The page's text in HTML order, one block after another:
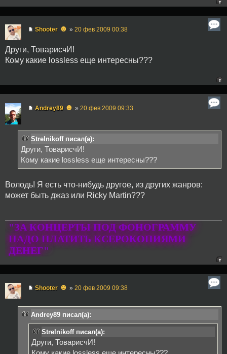
Shooter ☻ » 20 фев 2009 00:38
Други, ТоварисчИ!
Кому какие lossless еще интересны???
Andrey89 ☻ » 20 фев 2009 09:33
Strelnikoff писал(а):
Други, ТоварисчИ!
Кому какие lossless еще интересны???
Володь! Я есть что-нибудь другое, из других жанров:
может быть джаз или Ricky Martin???
"ЗА КОНЦЕРТЫ ПОД ФОНОГРАММУ
НАДО ПЛАТИТЬ КСЕРОКОПИЯМИ
ДЕНЕГ"
Shooter ☻ » 20 фев 2009 09:38
Andrey89 писал(а):
Strelnikoff писал(а):
Други, ТоварисчИ!